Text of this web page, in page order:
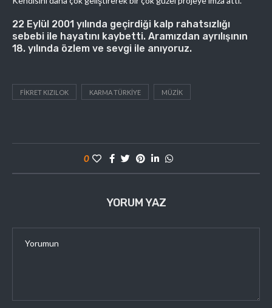
22 Eylül 2001 yılında geçirdiği kalp rahatsızlığı
sebebi ile hayatını kaybetti. Aramızdan ayrılışının
18. yılında özlem ve sevgi ile anıyoruz.
FIKRET KIZILOK KARMA TÜRKIYE MÜZIK
0
YORUM YAZ